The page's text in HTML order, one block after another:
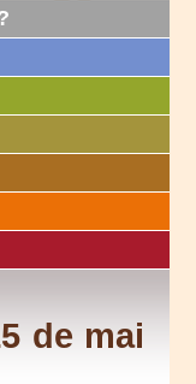
de mai